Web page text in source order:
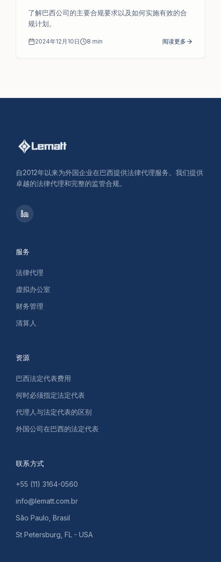
了解巴西公司的主要合规要求以及如何实施有效的合
规计划。
2024年12月10日 8 min 阅读更多
自2012年以来为外国企业在巴西提供法律代理服务。我们提供
卓越的法律代理和完整的监管合规。
服务
法律代理
虚拟办公室
财务管理
清算人
资源
巴西法定代表费用
何时必须指定法定代表
代理人与法定代表的区别
外国公司在巴西的法定代表
联系方式
+55 (11) 3164-0560
info@lematt.com.br
São Paulo, Brasil
St Petersburg, FL - USA